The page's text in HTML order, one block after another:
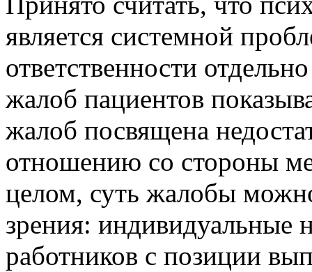
является системной
ответственности
жалоб пациентов
жалоб посвящена
отношению со стороны
целом, суть жалобы
зрения: индивидуальные
работников с позиции